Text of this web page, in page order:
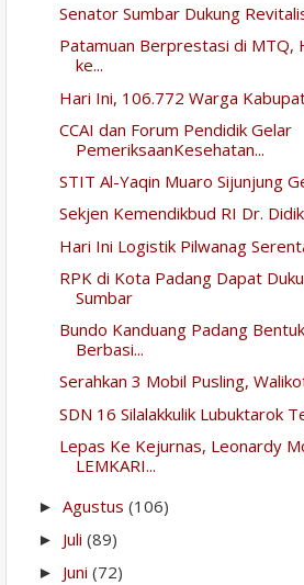
Senator Sumbar Dukung
Patamuan Berprestasi di MTQ,
ke...
Hari Ini, 106.772 Warga
CCAI dan Forum Pendidik Gelar
PemeriksaanKesehatan...
STIT Al-Yaqin Muaro Sijunjung
Sekjen Kemendikbud RI Dr.
Hari Ini Logistik Pilwanag
RPK di Kota Padang Dapat
Sumbar
Bundo Kanduang Padang
Berbasi...
Serahkan 3 Mobil Pusling,
SDN 16 Silalakkulik Lubuktarok
Lepas Ke Kejurnas, Leonardy
LEMKARI...
► Agustus (106)
► Juli (89)
► Juni (72)